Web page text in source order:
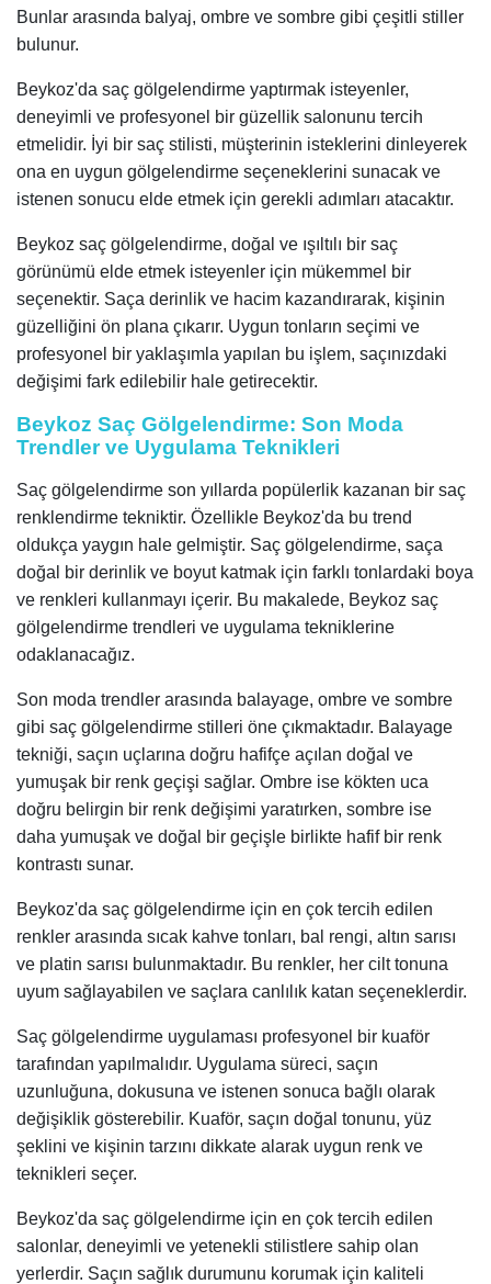
Bunlar arasında balyaj, ombre ve sombre gibi çeşitli stiller
bulunur.
Beykoz'da saç gölgelendirme yaptırmak isteyenler,
deneyimli ve profesyonel bir güzellik salonunu tercih
etmelidir. İyi bir saç stilisti, müşterinin isteklerini dinleyerek
ona en uygun gölgelendirme seçeneklerini sunacak ve
istenen sonucu elde etmek için gerekli adımları atacaktır.
Beykoz saç gölgelendirme, doğal ve ışıltılı bir saç
görünümü elde etmek isteyenler için mükemmel bir
seçenektir. Saça derinlik ve hacim kazandırarak, kişinin
güzelliğini ön plana çıkarır. Uygun tonların seçimi ve
profesyonel bir yaklaşımla yapılan bu işlem, saçınızdaki
değişimi fark edilebilir hale getirecektir.
Beykoz Saç Gölgelendirme: Son Moda
Trendler ve Uygulama Teknikleri
Saç gölgelendirme son yıllarda popülerlik kazanan bir saç
renklendirme tekniktir. Özellikle Beykoz'da bu trend
oldukça yaygın hale gelmiştir. Saç gölgelendirme, saça
doğal bir derinlik ve boyut katmak için farklı tonlardaki boya
ve renkleri kullanmayı içerir. Bu makalede, Beykoz saç
gölgelendirme trendleri ve uygulama tekniklerine
odaklanacağız.
Son moda trendler arasında balayage, ombre ve sombre
gibi saç gölgelendirme stilleri öne çıkmaktadır. Balayage
tekniği, saçın uçlarına doğru hafifçe açılan doğal ve
yumuşak bir renk geçişi sağlar. Ombre ise kökten uca
doğru belirgin bir renk değişimi yaratırken, sombre ise
daha yumuşak ve doğal bir geçişle birlikte hafif bir renk
kontrastı sunar.
Beykoz'da saç gölgelendirme için en çok tercih edilen
renkler arasında sıcak kahve tonları, bal rengi, altın sarısı
ve platin sarısı bulunmaktadır. Bu renkler, her cilt tonuna
uyum sağlayabilen ve saçlara canlılık katan seçeneklerdir.
Saç gölgelendirme uygulaması profesyonel bir kuaför
tarafından yapılmalıdır. Uygulama süreci, saçın
uzunluğuna, dokusuna ve istenen sonuca bağlı olarak
değişiklik gösterebilir. Kuaför, saçın doğal tonunu, yüz
şeklini ve kişinin tarzını dikkate alarak uygun renk ve
teknikleri seçer.
Beykoz'da saç gölgelendirme için en çok tercih edilen
salonlar, deneyimli ve yetenekli stilistlere sahip olan
yerlerdir. Saçın sağlık durumunu korumak için kaliteli